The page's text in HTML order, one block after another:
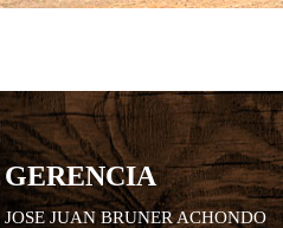
GERENCIA
JOSE JUAN BRUNER ACHONDO